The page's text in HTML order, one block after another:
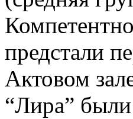
предстали
Актовом
“Лира”